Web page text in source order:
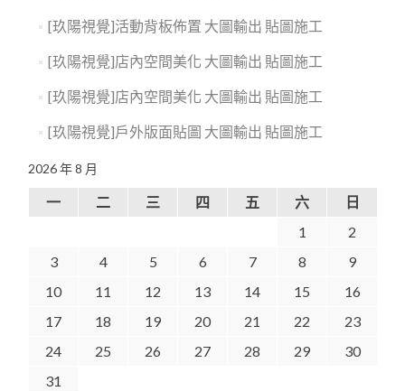
[玖陽視覺]活動背板佈置 大圖輸出 貼圖施工
[玖陽視覺]店內空間美化 大圖輸出 貼圖施工
[玖陽視覺]店內空間美化 大圖輸出 貼圖施工
[玖陽視覺]戶外版面貼圖 大圖輸出 貼圖施工
2026 年 8 月
一 二 三 四 五 六
日
1
2
3
4 5 6 7 8
9
10
11 12 13 14 15
16
17
18 19 20 21 22
23
24
25 26 27 28 29
30
31